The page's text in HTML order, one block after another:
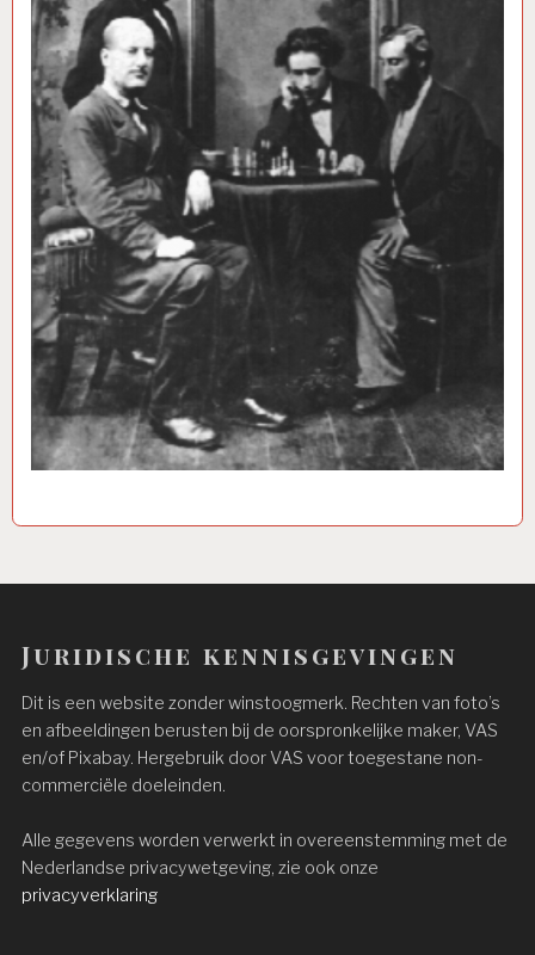
Juridische kennisgevingen
Dit is een website zonder winstoogmerk. Rechten van foto’s
en afbeeldingen berusten bij de oorspronkelijke maker, VAS
en/of Pixabay. Hergebruik door VAS voor toegestane non-
commerciële doeleinden.
Alle gegevens worden verwerkt in overeenstemming met de
Nederlandse privacywetgeving, zie ook onze
privacyverklaring